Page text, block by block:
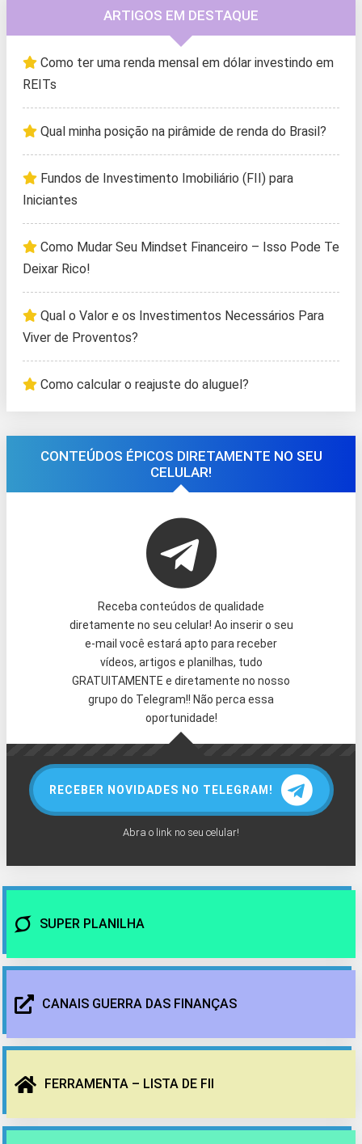
ARTIGOS EM DESTAQUE
Como ter uma renda mensal em dólar investindo em
REITs
Qual minha posição na pirâmide de renda do Brasil?
Fundos de Investimento Imobiliário (FII) para
Iniciantes
Como Mudar Seu Mindset Financeiro – Isso Pode Te
Deixar Rico!
Qual o Valor e os Investimentos Necessários Para
Viver de Proventos?
Como calcular o reajuste do aluguel?
CONTEÚDOS ÉPICOS DIRETAMENTE NO SEU
CELULAR!
Receba conteúdos de qualidade
diretamente no seu celular! Ao inserir o seu
e-mail você estará apto para receber
vídeos, artigos e planilhas, tudo
GRATUITAMENTE e diretamente no nosso
grupo do Telegram!! Não perca essa
oportunidade!
RECEBER NOVIDADES NO TELEGRAM!
Abra o link no seu celular!
SUPER PLANILHA
CANAIS GUERRA DAS FINANÇAS
FERRAMENTA – LISTA DE FII